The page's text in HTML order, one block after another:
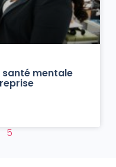
mentale
5